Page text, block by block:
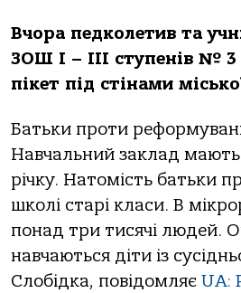
Вчора педколетив та
ЗОШ І – ІІІ ступенів №
пікет під стінами
Батьки проти
Навчальний заклад мають
річку. Натомість батьки
школі старі класи. В
понад три тисячі людей.
навчаються діти із
Слобідка, повідомляє UA: